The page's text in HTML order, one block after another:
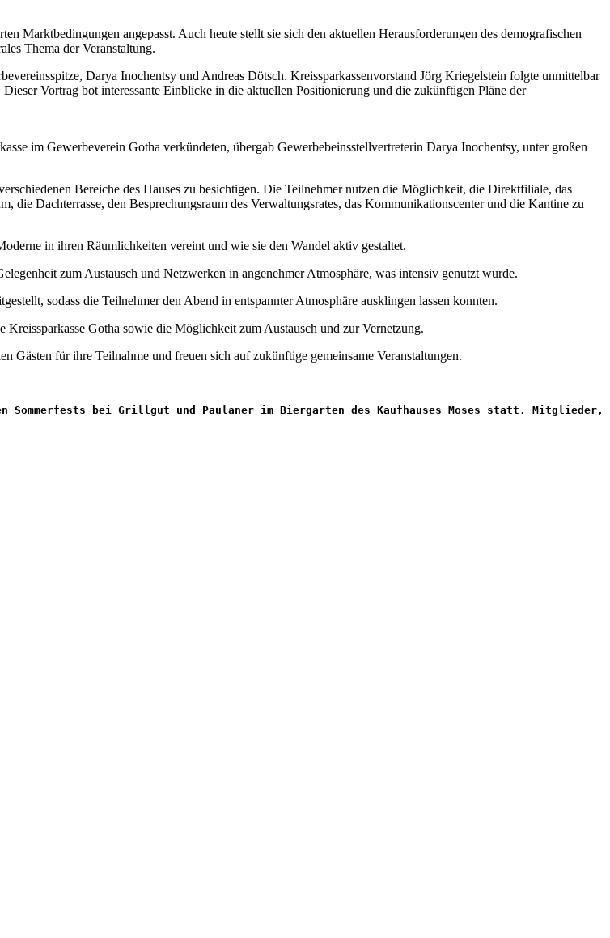
Marktbedingungen angepasst. Auch heute stellt sie sich den aktuellen Herausforderungen des demografischen
Thema der Veranstaltung.
Darya Inochentsy und Andreas Dötsch. Kreissparkassenvorstand Jörg Kriegelstein folgte unmittelbar
Vortrag bot interessante Einblicke in die aktuellen Positionierung und die zukünftigen Pläne der
im Gewerbeverein Gotha verkündeten, übergab Gewerbebeinsstellvertreterin Darya Inochentsy, unter großen
Bereiche des Hauses zu besichtigen. Die Teilnehmer nutzen die Möglichkeit, die Direktfiliale, das
die Dachterrasse, den Besprechungsraum des Verwaltungsrates, das Kommunikationscenter und die Kantine zu
in ihren Räumlichkeiten vereint und wie sie den Wandel aktiv gestaltet.
zum Austausch und Netzwerken in angenehmer Atmosphäre, was intensiv genutzt wurde.
sodass die Teilnehmer den Abend in entspannter Atmosphäre ausklingen lassen konnten.
Gotha sowie die Möglichkeit zum Austausch und zur Vernetzung.
Gästen für ihre Teilnahme und freuen sich auf zukünftige gemeinsame Veranstaltungen.
Sommerfests bei Grillgut und Paulaner im Biergarten des Kaufhauses Moses statt.